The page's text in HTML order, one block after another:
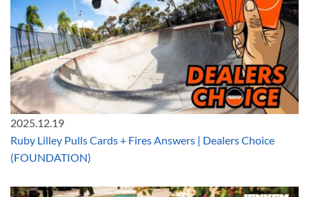
2025.12.19
Ruby Lilley Pulls Cards + Fires Answers | Dealers Choice
(FOUNDATION)